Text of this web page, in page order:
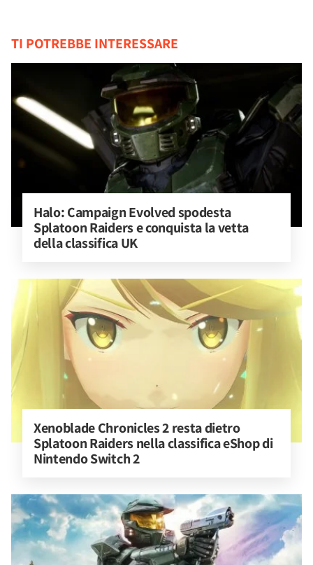
TI POTREBBE INTERESSARE
Halo: Campaign Evolved spodesta
Splatoon Raiders e conquista la vetta
della classifica UK
Xenoblade Chronicles 2 resta dietro
Splatoon Raiders nella classifica eShop di
Nintendo Switch 2